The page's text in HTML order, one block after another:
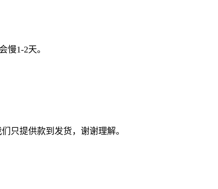
慢1-2天。
只提供款到发货，谢谢理解。